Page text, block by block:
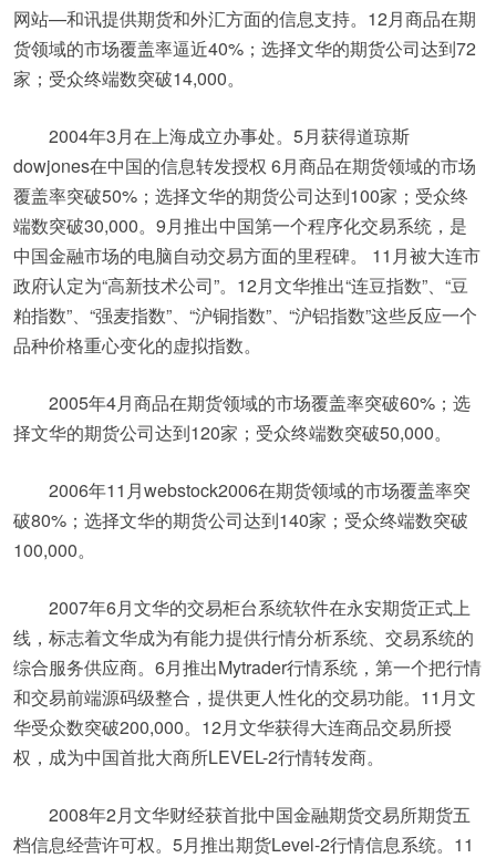
网站—和讯提供期货和外汇方面的信息支持。12月商品在期
货领域的市场覆盖率逼近40%；选择文华的期货公司达到72
家；受众终端数突破14,000。
2004年3月在上海成立办事处。5月获得道琼斯
dowjones在中国的信息转发授权 6月商品在期货领域的市场
覆盖率突破50%；选择文华的期货公司达到100家；受众终
端数突破30,000。9月推出中国第一个程序化交易系统，是
中国金融市场的电脑自动交易方面的里程碑。 11月被大连市
政府认定为“高新技术公司”。12月文华推出“连豆指数”、“豆
粕指数”、“强麦指数”、“沪铜指数”、“沪铝指数”这些反应一个
品种价格重心变化的虚拟指数。
2005年4月商品在期货领域的市场覆盖率突破60%；选
择文华的期货公司达到120家；受众终端数突破50,000。
2006年11月webstock2006在期货领域的市场覆盖率突
破80%；选择文华的期货公司达到140家；受众终端数突破
100,000。
2007年6月文华的交易柜台系统软件在永安期货正式上
线，标志着文华成为有能力提供行情分析系统、交易系统的
综合服务供应商。6月推出Mytrader行情系统，第一个把行情
和交易前端源码级整合，提供更人性化的交易功能。11月文
华受众数突破200,000。12月文华获得大连商品交易所授
权，成为中国首批大商所LEVEL-2行情转发商。
2008年2月文华财经获首批中国金融期货交易所期货五
档信息经营许可权。5月推出期货Level-2行情信息系统。11